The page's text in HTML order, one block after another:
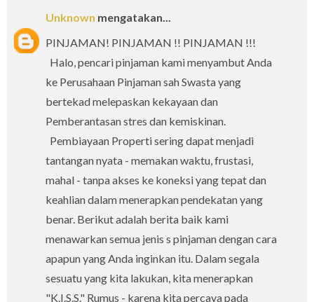
Unknown mengatakan...
PINJAMAN! PINJAMAN !! PINJAMAN !!!
Halo, pencari pinjaman kami menyambut Anda
ke Perusahaan Pinjaman sah Swasta yang
bertekad melepaskan kekayaan dan
Pemberantasan stres dan kemiskinan.
Pembiayaan Properti sering dapat menjadi
tantangan nyata - memakan waktu, frustasi,
mahal - tanpa akses ke koneksi yang tepat dan
keahlian dalam menerapkan pendekatan yang
benar. Berikut adalah berita baik kami
menawarkan semua jenis s pinjaman dengan cara
apapun yang Anda inginkan itu. Dalam segala
sesuatu yang kita lakukan, kita menerapkan
"K.I.S.S." Rumus - karena kita percaya pada